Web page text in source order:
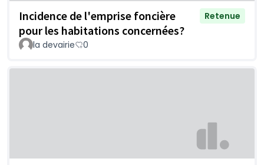
Incidence de l'emprise foncière
pour les habitations concernées?
Retenue
la devairie 0